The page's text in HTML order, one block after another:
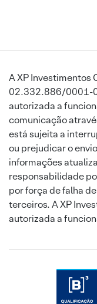
A XP Investimentos
02.332.886/0001-
autorizada a
comunicação
está sujeita a
ou prejudicar o
informações
responsabilidade
por força de falha
terceiros. A XP
autorizada a